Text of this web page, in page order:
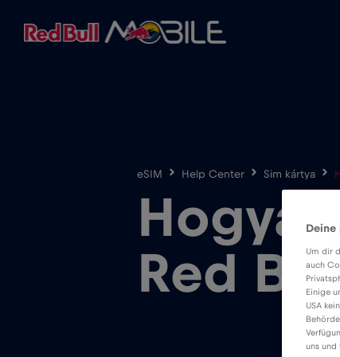
eSIM Help Center Sim kártya
Red
Deine
Um dir
auch
Einige
USA
uns und